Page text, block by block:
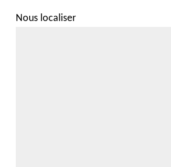
Nous localiser